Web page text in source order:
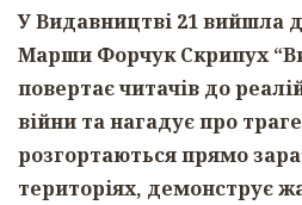
У Видавництві 21 вийшла
Марши Форчук Скрипух
повертає читачів до
війни та нагадує про
розгортаються прямо
територіях, демонструє